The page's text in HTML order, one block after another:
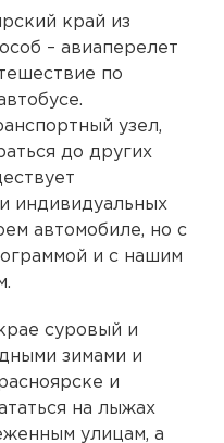
край из
– авиаперелет
по
узел,
до других
индивидуальных
автомобиле, но с
и с нашим
суровый и
зимами и
и
на лыжах
улицам, а